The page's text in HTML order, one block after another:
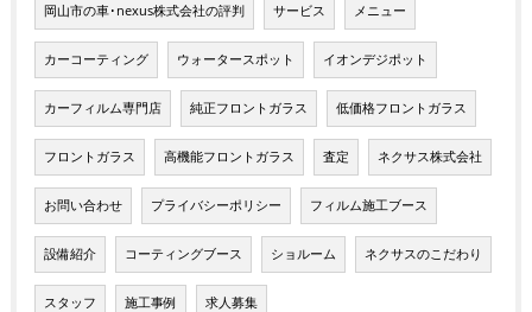
岡山市の車･nexus株式会社の評判 サービス メニュー
カーコーティング ウォータースポット イオンデジポット
カーフィルム専門店 純正フロントガラス 低価格フロントガラス
フロントガラス 高機能フロントガラス 査定 ネクサス株式会社
お問い合わせ プライバシーポリシー フィルム施工ブース
設備紹介 コーティングブース ショルーム ネクサスのこだわり
スタッフ 施工事例 求人募集